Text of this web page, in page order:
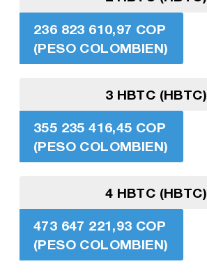
236 823 610,97 COP
(PESO COLOMBIEN)
3 HBTC (HBTC)
355 235 416,45 COP
(PESO COLOMBIEN)
4 HBTC (HBTC)
473 647 221,93 COP
(PESO COLOMBIEN)